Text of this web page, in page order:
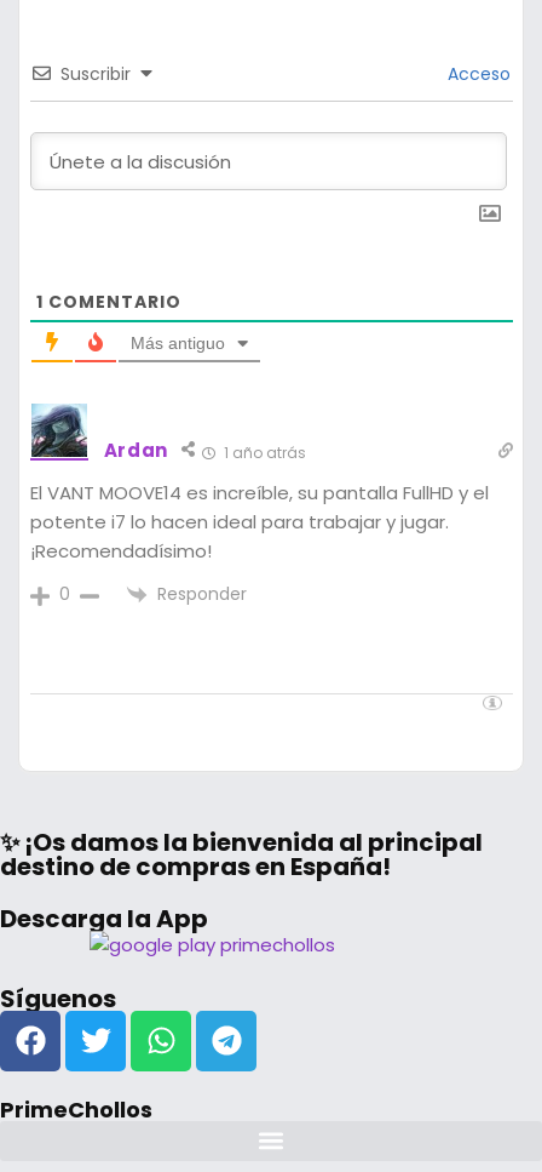
Suscribir Acceso
1 COMENTARIO
Más antiguo
Ardan 1 año atrás
El VANT MOOVE14 es increíble, su pantalla FullHD y el
potente i7 lo hacen ideal para trabajar y jugar.
¡Recomendadísimo!
0 Responder
✨ ¡Os damos la bienvenida al principal
destino de compras en España!
Descarga la App
Síguenos
PrimeChollos